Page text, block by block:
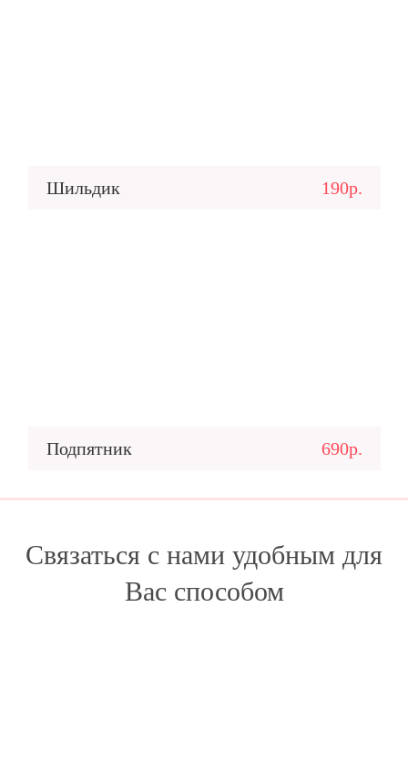
Шильдик 190р.
Подпятник 690р.
Связаться с нами удобным для
Вас способом